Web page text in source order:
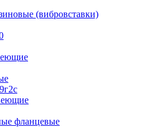
(вибровставки)
фланцевые